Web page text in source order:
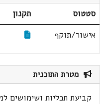
סטטוס תקנון
אישור/תוקף
מטרת התוכנית
קביעת תכליות ושימושים